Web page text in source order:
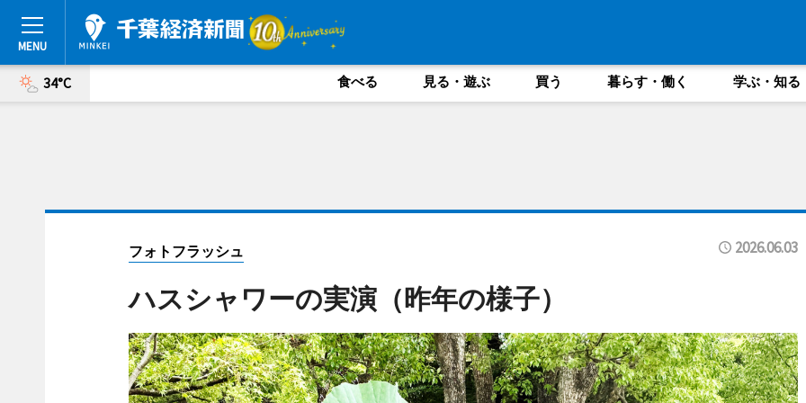
34°C 食べる 見る・遊ぶ 買う 暮らす・働く 学ぶ・知る
フォトフラッシュ 2026.06.03
ハスシャワーの実演（昨年の様子）